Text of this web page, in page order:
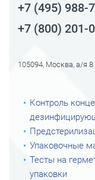
+7 (495) 988-
+7 (800) 201-
105094, Москва, а/я 8
Контроль
Упаковочные
Тесты на
упаковки